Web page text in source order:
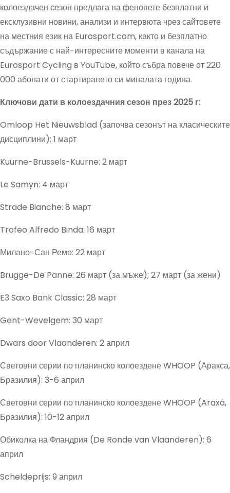
колоездачен сезон предлага на феновете безплатни и
ексклузивни новини, анализи и интервюта чрез сайтовете
на местния език на Eurosport.com, както и безплатно
съдържание с най-интересните моменти в канала на
Eurosport Cycling в YouTube, който събра повече от 220
000 абонати от стартирането си миналата година.
Ключови дати в колоездачния сезон през 2025 г:
Omloop Het Nieuwsblad (започва сезонът на класическите
дисциплини): 1 март
Kuurne-Brussels-Kuurne: 2 март
Le Samyn: 4 март
Strade Bianche: 8 март
Trofeo Alfredo Binda: 16 март
Милано-Сан Ремо: 22 март
Brugge-De Panne: 26 март (за мъже); 27 март (за жени)
E3 Saxo Bank Classic: 28 март
Gent-Wevelgem: 30 март
Dwars door Vlaanderen: 2 април
Световни серии по планинско колоездене WHOOP (Аракса,
Бразилия): 3-6 април
Световни серии по планинско колоездене WHOOP (Araxá,
Бразилия): 10-12 април
Обиколка на Фландрия (De Ronde van Vlaanderen): 6
април
Scheldeprijs: 9 април